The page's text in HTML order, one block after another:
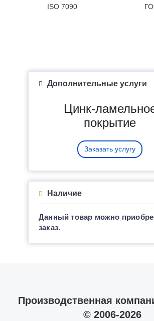
ISO 7090
Дополнительные услуги
Цинк-
покрытие
Заказать услугу
Наличие
Данный товар можно
заказ.
Производственная
© 2006-2026